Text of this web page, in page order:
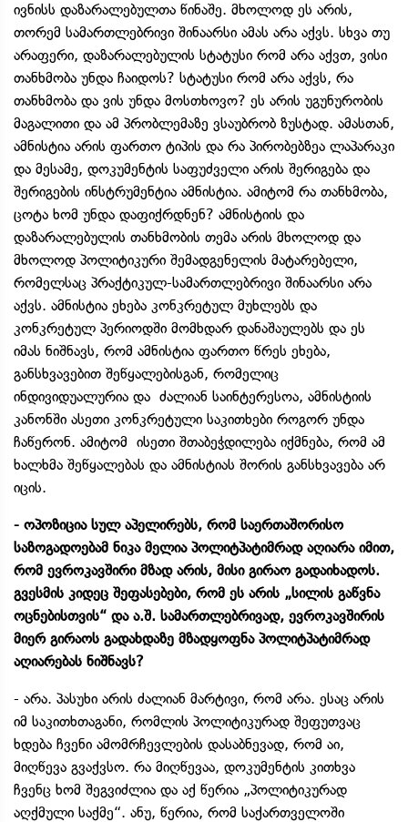
ივნისს დაზარალებულთა წინაშე. მხოლოდ ეს არის,
თორემ სამართლებრივი შინაარსი ამას არა აქვს. სხვა თუ
არაფერი, დაზარალებულის სტატუსი რომ არა აქვთ, ვისი
თანხმობა უნდა ჩაიდოს? სტატუსი რომ არა აქვს, რა
თანხმობა და ვის უნდა მოსთხოვო? ეს არის უგუნურობის
მაგალითი და ამ პრობლემაზე ვსაუბრობ ზუსტად. ამასთან,
ამნისტია არის ფართო ტიპის და რა პირობებზეა ლაპარაკი
და მესამე, დოკუმენტის საფუძველი არის შერიგება და
შერიგების ინსტრუმენტია ამნისტია. ამიტომ რა თანხმობა,
ცოტა ხომ უნდა დაფიქრდნენ? ამნისტიის და
დაზარალებულის თანხმობის თემა არის მხოლოდ და
მხოლოდ პოლიტიკური შემადგენელის მატარებელი,
რომელსაც პრაქტიკულ-სამართლებრივი შინაარსი არა
აქვს. ამნისტია ეხება კონკრეტულ მუხლებს და
კონკრეტულ პერიოდში მომხდარ დანაშაულებს და ეს
იმას ნიშნავს, რომ ამნისტია ფართო წრეს ეხება,
განსხვავებით შეწყალებისგან, რომელიც
ინდივიდუალურია და ძალიან საინტერესოა, ამნისტიის
კანონში ასეთი კონკრეტული საკითხები როგორ უნდა
ჩაწერონ. ამიტომ ისეთი შთაბეჭდილება იქმნება, რომ ამ
ხალხმა შეწყალებას და ამნისტიას შორის განსხვავება არ
იცის.
- ოპოზიცია სულ აპელირებს, რომ საერთაშორისო
საზოგადოებამ ნიკა მელია პოლიტპატიმრად აღიარა იმით,
რომ ევროკავშირი მზად არის, მისი გირაო გადაიხადოს.
გვესმის კიდეც შეფასებები, რომ ეს არის „სილის გაწვნა
ოცნებისთვის“ და ა.შ. სამართლებრივად, ევროკავშირის
მიერ გირაოს გადახდაზე მზადყოფნა პოლიტპატიმრად
აღიარებას ნიშნავს?
- არა. პასუხი არის ძალიან მარტივი, რომ არა. ესაც არის
იმ საკითხთაგანი, რომლის პოლიტიკურად შეფუთვაც
ხდება ჩვენი ამომრჩევლების დასაბნევად, რომ აი,
მიღწევა გვაქვსო. რა მიღწევაა, დოკუმენტის კითხვა
ჩვენც ხომ შეგვიძლია და აქ წერია „პოლიტიკურად
აღქმული საქმე“. ანუ, წერია, რომ საქართველოში